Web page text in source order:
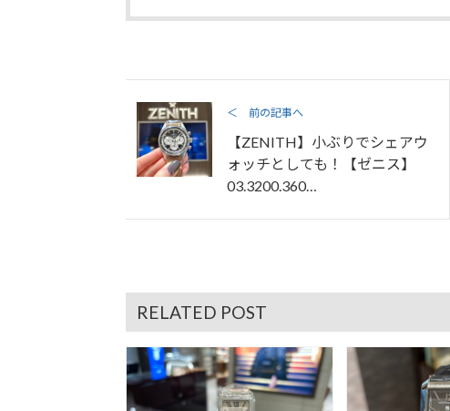
＜ 前の記事へ
【ZENITH】小ぶりでシェアウ
ォッチとしても！【ゼニス】
03.3200.360…
RELATED POST